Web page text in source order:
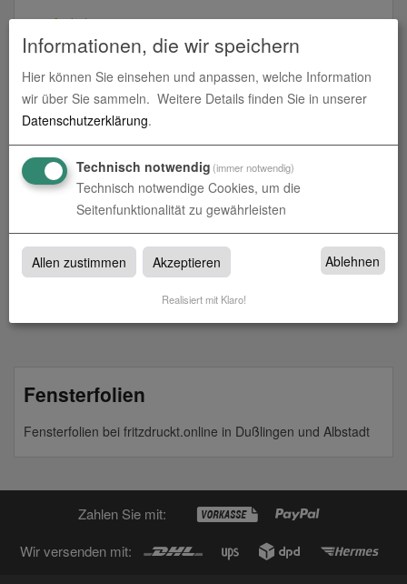
zum Artikel
Milchglasfolie
Fensterfolien
Fensterfolien bei fritzdruckt.online in Dußlingen und Albstadt
Zahlen Sie mit:
Wir versenden mit:
Informationen, die wir speichern
Hier können Sie einsehen und anpassen, welche Information
wir über Sie sammeln. Weitere Details finden Sie in unserer
Datenschutzerklärung.
Technisch notwendig (immer notwendig)
Technisch notwendige Cookies, um die
Seitenfunktionalität zu gewährleisten
Allen zustimmen Akzeptieren Ablehnen
Realisiert mit Klaro!